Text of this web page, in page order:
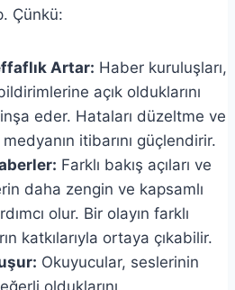
Çünkü:
Artar: Haber kuruluşları,
açık olduklarını
eder. Hataları düzeltme ve
itibarını güçlendirir.
Farklı bakış açıları ve
daha zengin ve kapsamlı
olur. Bir olayın farklı
katkılarıyla ortaya çıkabilir.
Okuyucular, seslerinin
olduklarını